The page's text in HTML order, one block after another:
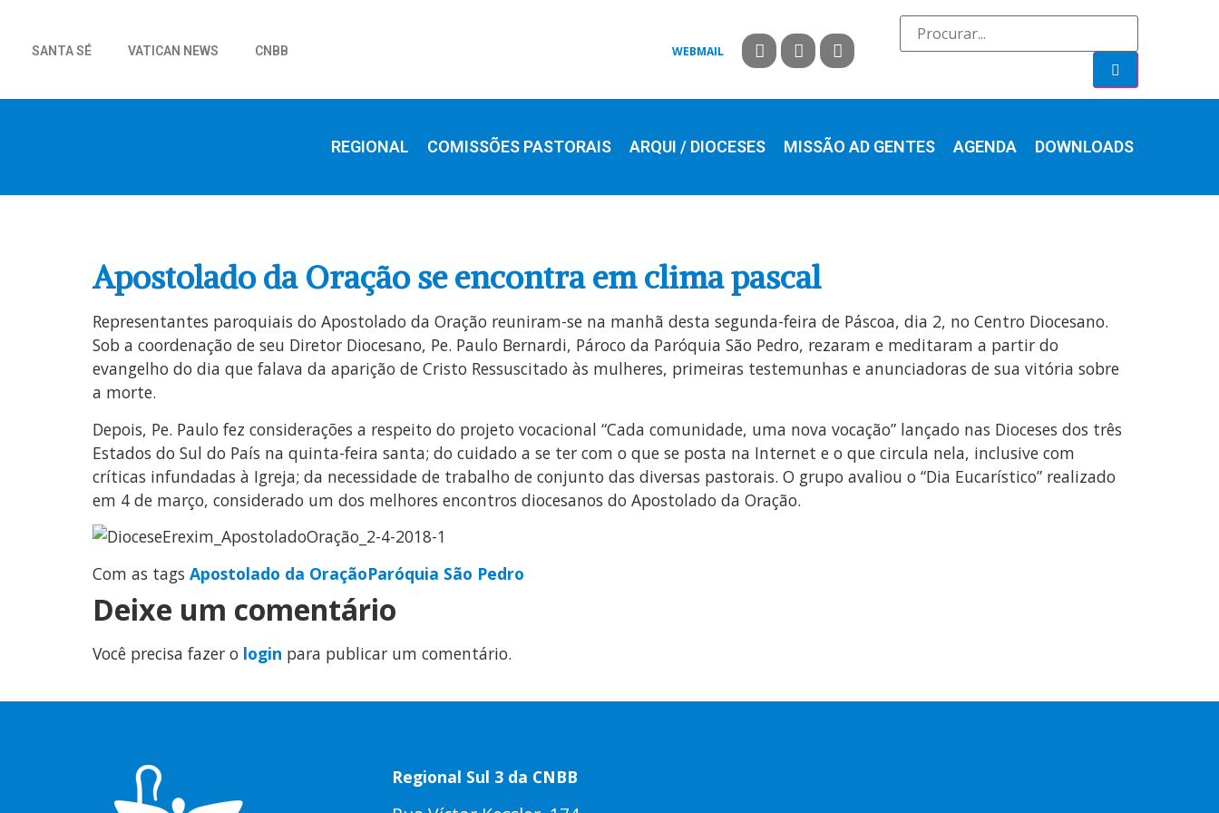
SANTA SÉ VATICAN NEWS CNBB WEBMAIL
REGIONAL COMISSÕES PASTORAIS ARQUI / DIOCESES MISSÃO AD GENTES AGENDA DOWNLOADS
Apostolado da Oração se encontra em clima pascal
Representantes paroquiais do Apostolado da Oração reuniram-se na manhã desta segunda-feira de Páscoa, dia 2, no Centro Diocesano.
Sob a coordenação de seu Diretor Diocesano, Pe. Paulo Bernardi, Pároco da Paróquia São Pedro, rezaram e meditaram a partir do
evangelho do dia que falava da aparição de Cristo Ressuscitado às mulheres, primeiras testemunhas e anunciadoras de sua vitória sobre
a morte.
Depois, Pe. Paulo fez considerações a respeito do projeto vocacional “Cada comunidade, uma nova vocação” lançado nas Dioceses dos três
Estados do Sul do País na quinta-feira santa; do cuidado a se ter com o que se posta na Internet e o que circula nela, inclusive com
críticas infundadas à Igreja; da necessidade de trabalho de conjunto das diversas pastorais. O grupo avaliou o “Dia Eucarístico” realizado
em 4 de março, considerado um dos melhores encontros diocesanos do Apostolado da Oração.
Com as tags Apostolado da OraçãoParóquia São Pedro
Deixe um comentário
Você precisa fazer o login para publicar um comentário.
Regional Sul 3 da CNBB